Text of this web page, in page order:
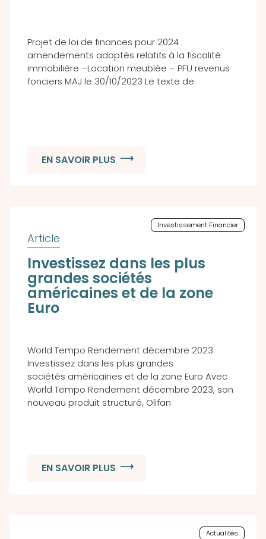
Projet de loi de finances pour 2024 :
amendements adoptés relatifs à la fiscalité
immobilière –Location meublée – PFU revenus
fonciers MAJ le 30/10/2023 Le texte de
EN SAVOIR PLUS
Investissement Financier
Investissez dans les plus
grandes sociétés
américaines et de la zone
Euro
World Tempo Rendement décembre 2023
Investissez dans les plus grandes
sociétés américaines et de la zone Euro Avec
World Tempo Rendement décembre 2023, son
nouveau produit structuré, Olifan
EN SAVOIR PLUS
Actualités